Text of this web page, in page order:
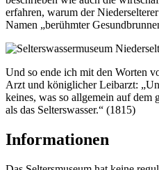
erfahren, warum der
Namen „berühmter
Und so ende ich mit den Worten
Arzt und königlicher Leibarzt:
keines, was so allgemein auf dem
als das Selterswasser.“ (1815)
Informationen